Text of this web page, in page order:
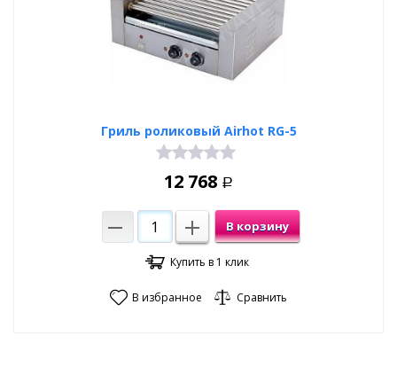
Гриль роликовый Airhot RG-5
12 768 Р
В корзину
Купить в 1 клик
В избранное Сравнить